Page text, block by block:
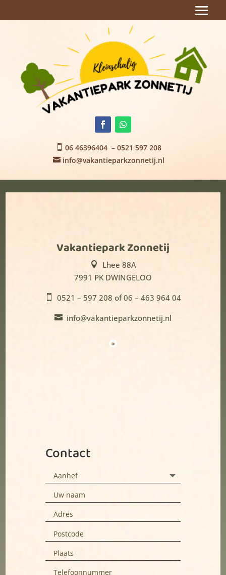
 06 46396404 – 0521 597 208
 info@vakantieparkzonnetij.nl
Vakantiepark Zonnetij
 Lhee 88A
7991 PK DWINGELOO
 0521 – 597 208 of 06 – 463 964 04
 info@vakantieparkzonnetij.nl
Contact